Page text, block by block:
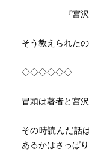
常に自分だけで
悲しいときこそ
タイタニックの
気持ちの整理を
ジョバンニは賢
ファー。
『宮沢賢
そう教えられた
◇◇◇◇◇◇
冒頭は著者と宮
その時読んだ話
あるかはさっぱ